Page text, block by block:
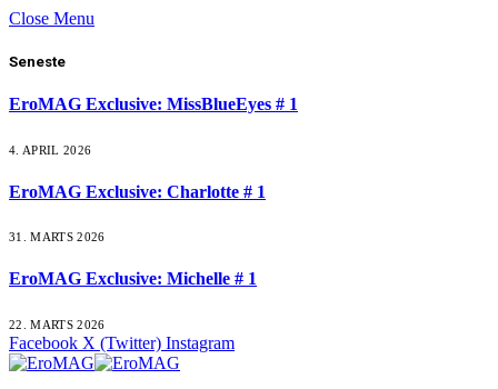
Close Menu
Seneste
EroMAG Exclusive: MissBlueEyes # 1
4. APRIL 2026
EroMAG Exclusive: Charlotte # 1
31. MARTS 2026
EroMAG Exclusive: Michelle # 1
22. MARTS 2026
Facebook X (Twitter) Instagram